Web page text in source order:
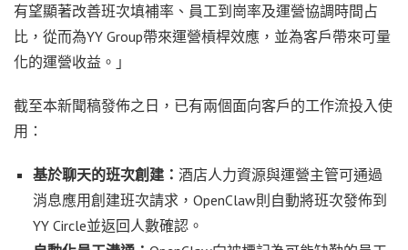
有望顯著改善班次填補率、員工到崗率及運營協調時間占
比，從而為YY Group帶來運營槓桿效應，並為客戶帶來可量
化的運營收益。」
截至本新聞稿發佈之日，已有兩個面向客戶的工作流投入使
用：
基於聊天的班次創建： 酒店人力資源與運營主管可通過
消息應用創建班次請求， OpenClaw則自動將班次發佈到
YY Circle並返回人數確認。